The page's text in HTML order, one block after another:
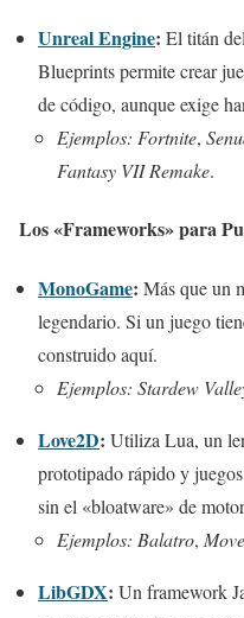
Unreal Engine: El titán
Blueprints permite crear
de código, aunque exige
Ejemplos: Fortnite,
Fantasy VII Remake.
Los «Frameworks» para
MonoGame: Más que un
legendario. Si un juego
construido aquí.
Ejemplos: Stardew
Love2D: Utiliza Lua, un
prototipado rápido y
sin el «bloatware» de
Ejemplos: Balatro,
LibGDX: Un framework